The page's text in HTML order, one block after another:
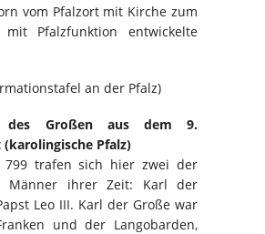
vom Pfalzort mit Kirche zum
mit Pfalzfunktion entwickelte
an der Pfalz)
des Großen aus dem 9.
Pfalz)
799 trafen sich hier zwei der
Männer ihrer Zeit: Karl der
Leo III. Karl der Große war
und der Langobarden,